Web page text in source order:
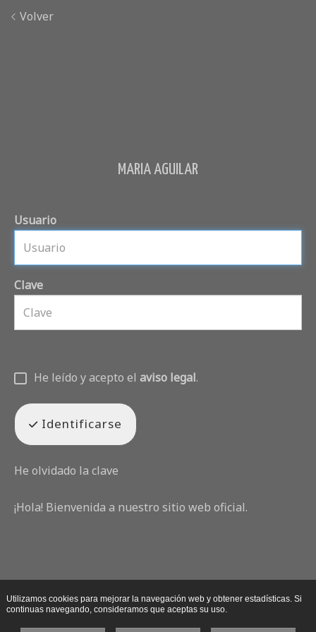
Volver
MARIA AGUILAR
Usuario
Clave
He leído y acepto el aviso legal.
Identificarse
He olvidado la clave
¡Hola! Bienvenida a nuestro sitio web oficial.
Utilizamos cookies para mejorar la navegación web y obtener estadísticas. Si
continuas navegando, consideramos que aceptas su uso.